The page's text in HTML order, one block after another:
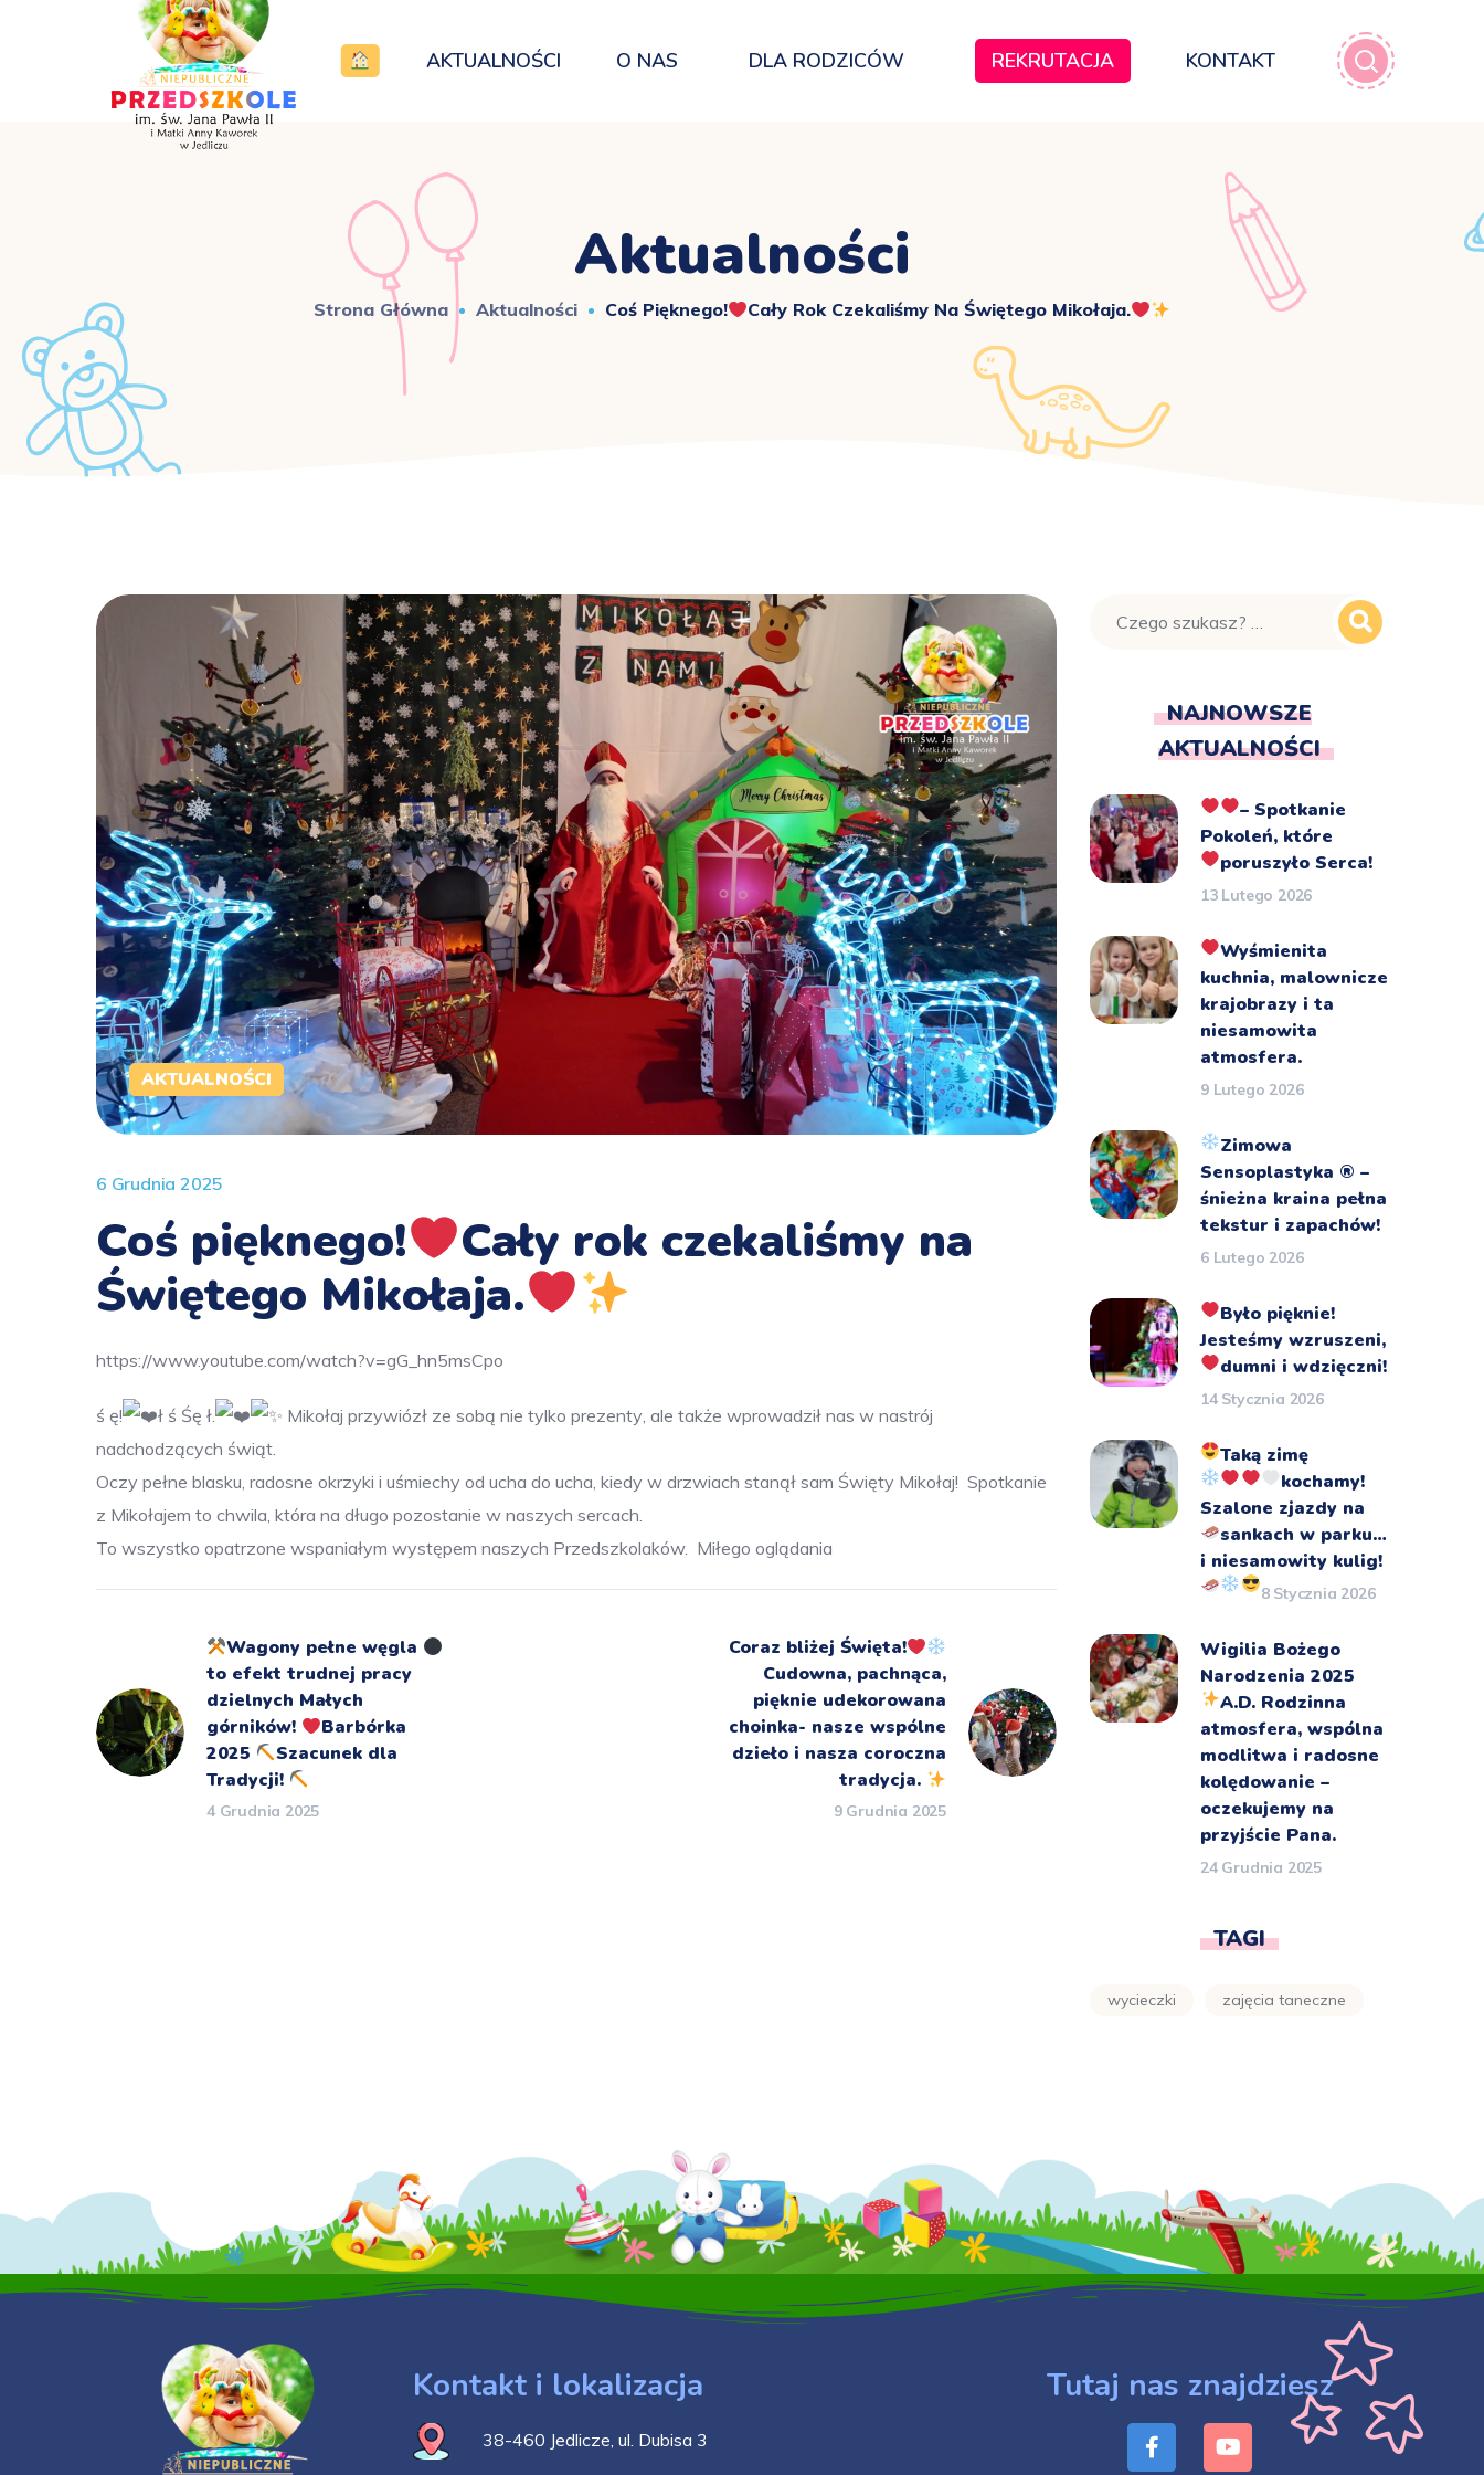
AKTUALNOŚCI O NAS DLA RODZICÓW REKRUTACJA KONTAKT
Aktualności
Strona Główna Aktualności Coś Pięknego! Cały Rok Czekaliśmy Na Świętego Mikołaja.
AKTUALNOŚCI
6 Grudnia 2025
Coś pięknego!
Cały rok czekaliśmy na
Świętego Mikołaja.
https://www.youtube.com/watch?v=gG_hn5msCpo
ś ę! ł ś Śę ł. Mikołaj przywiózł ze sobą nie tylko prezenty, ale także wprowadził nas w nastrój
nadchodzących świąt.
Oczy pełne blasku, radosne okrzyki i uśmiechy od ucha do ucha, kiedy w drzwiach stanął sam Święty Mikołaj! Spotkanie
z Mikołajem to chwila, która na długo pozostanie w naszych sercach.
To wszystko opatrzone wspaniałym występem naszych Przedszkolaków. Miłego oglądania
Wagony pełne węgla
to efekt trudnej pracy
dzielnych Małych
górników!
Barbórka
2025
Szacunek dla
Tradycji!
4 Grudnia 2025
Coraz bliżej Święta!
Cudowna, pachnąca,
pięknie udekorowana
choinka- nasze wspólne
dzieło i nasza coroczna
tradycja.
9 Grudnia 2025
NAJNOWSZE
AKTUALNOŚCI
– Spotkanie
Pokoleń, które
poruszyło Serca!
13 Lutego 2026
Wyśmienita
kuchnia, malownicze
krajobrazy i ta
niesamowita
atmosfera.
9 Lutego 2026
Zimowa
Sensoplastyka ®️ –
śnieżna kraina pełna
tekstur i zapachów!
6 Lutego 2026
Było pięknie!
Jesteśmy wzruszeni,
dumni i wdzięczni!
14 Stycznia 2026
Taką zimę
kochamy!
Szalone zjazdy na
sankach w parku…
i niesamowity kulig!
8 Stycznia 2026
Wigilia Bożego
Narodzenia 2025
A.D. Rodzinna
atmosfera, wspólna
modlitwa i radosne
kolędowanie –
oczekujemy na
przyjście Pana.
24 Grudnia 2025
TAGI
wycieczki zajęcia taneczne
Kontakt i lokalizacja
38-460 Jedlicze, ul. Dubisa 3
Tutaj nas znajdziesz